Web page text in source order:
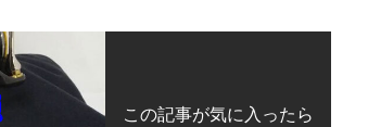
この記事が気に入ったら